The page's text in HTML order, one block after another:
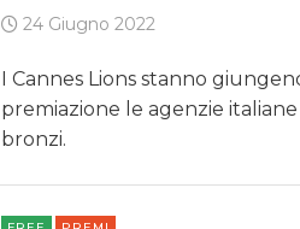
24 Giugno 2022
I Cannes Lions stanno
premiazione le agenzie
bronzi.